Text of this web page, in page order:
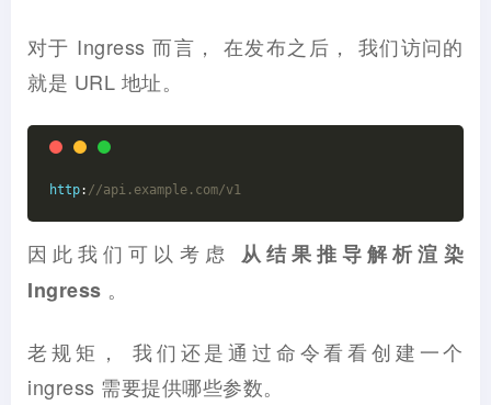
对于 Ingress 而言， 在发布之后， 我们访问的
就是 URL 地址。
http: //api.example.com/v1
因此我们可以考虑 从结果推导解析渲染
Ingress 。
老规矩， 我们还是通过命令看看创建一个
ingress 需要提供哪些参数。